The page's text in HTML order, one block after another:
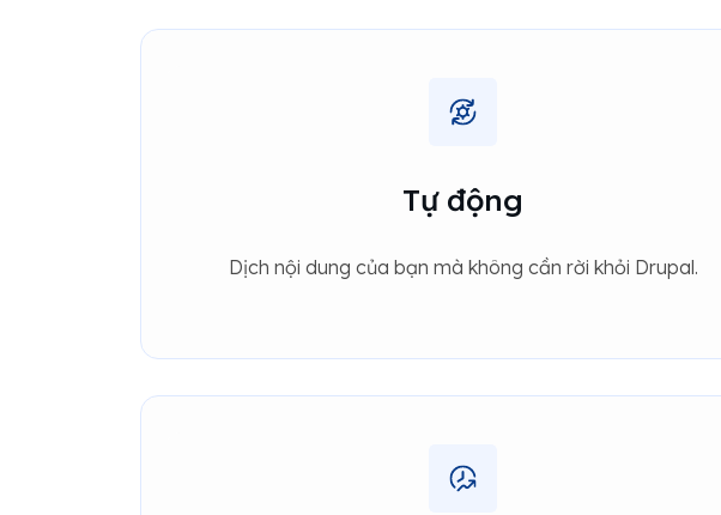
Tự động
Dịch nội dung của bạn mà không cần rời khỏi Drupal.